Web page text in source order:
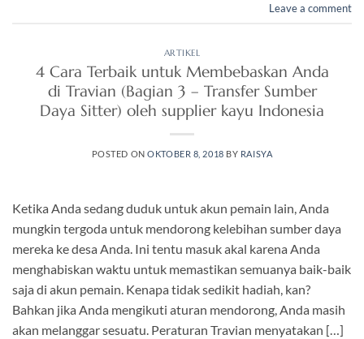
Leave a comment
ARTIKEL
4 Cara Terbaik untuk Membebaskan Anda
di Travian (Bagian 3 – Transfer Sumber
Daya Sitter) oleh supplier kayu Indonesia
POSTED ONOKTOBER 8, 2018 BY RAISYA
Ketika Anda sedang duduk untuk akun pemain lain, Anda
mungkin tergoda untuk mendorong kelebihan sumber daya
mereka ke desa Anda. Ini tentu masuk akal karena Anda
menghabiskan waktu untuk memastikan semuanya baik-baik
saja di akun pemain. Kenapa tidak sedikit hadiah, kan?
Bahkan jika Anda mengikuti aturan mendorong, Anda masih
akan melanggar sesuatu. Peraturan Travian menyatakan […]